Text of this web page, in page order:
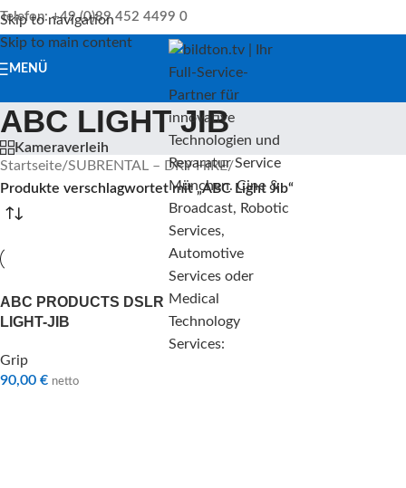
Skip to navigation
Skip to main content
Telefon: +49 (0)89 452 4499 0
MENÜ
ABC LIGHT JIB
Kameraverleih
Startseite/SUBRENTAL – DRY HIRE/
Produkte verschlagwortet mit „ABC Light Jib“
ABC PRODUCTS DSLR
LIGHT-JIB
Grip
90,00 € netto